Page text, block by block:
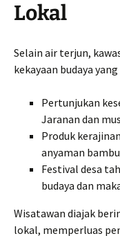
Lokal
Selain air terjun,
kekayaan budaya
Pertunjukan
Jaranan dan
Produk
anyaman
Festival desa
budaya dan
Wisatawan diajak
lokal, memperluas